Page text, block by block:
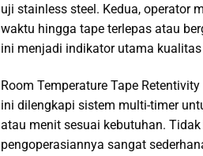
uji stainless steel. Kedua, operator
waktu hingga tape terlepas atau
ini menjadi indikator utama
Room Temperature Tape
ini dilengkapi sistem multi-timer
atau menit sesuai kebutuhan.
pengoperasiannya sangat